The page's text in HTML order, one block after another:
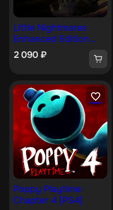
Little Nightmares
Enhanced Edition
[PS4, PS5]
2 090 ₽
Poppy Playtime:
Chapter 4 [PS4]